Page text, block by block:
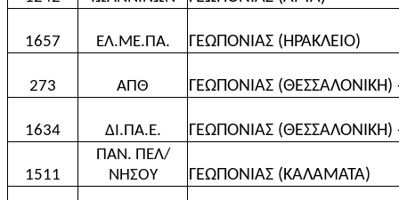
1657 ΕΛ.ΜΕ.ΠΑ. ΓΕΩΠΟΝΙΑΣ (ΗΡΑΚΛΕΙΟ)
273 ΑΠΘ ΓΕΩΠΟΝΙΑΣ
1634 ΔΙ.ΠΑ.Ε. ΓΕΩΠΟΝΙΑΣ (ΘΕΣΣΑΛΟΝΙΚΗ)
1511
ΠΑΝ. ΠΕΛ/
ΝΗΣΟΥ
ΓΕΩΠΟΝΙΑΣ (ΚΑΛΑΜΑΤΑ)